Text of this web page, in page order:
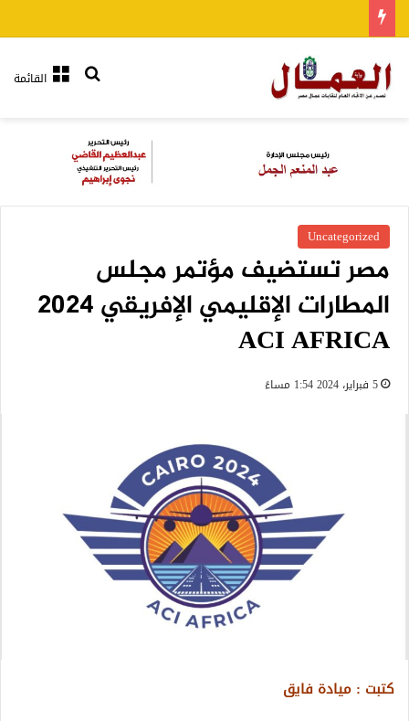
القائمةبحث عن
Uncategorized
مصر تستضيف مؤتمر مجلس
المطارات الإقليمي الإفريقي 2024
ACI AFRICA
5 فبراير، 2024 1:54 مساءً
كتبت : ميادة فايق